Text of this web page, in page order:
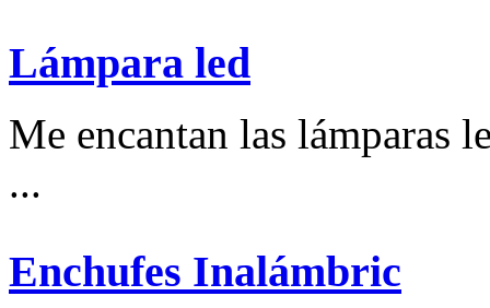
Lámpara led
Me encantan las lámparas
...
Enchufes Inalámbric